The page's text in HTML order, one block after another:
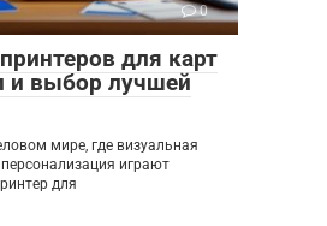
0
для карт
и выбор лучшей
мире, где визуальная
играют
для